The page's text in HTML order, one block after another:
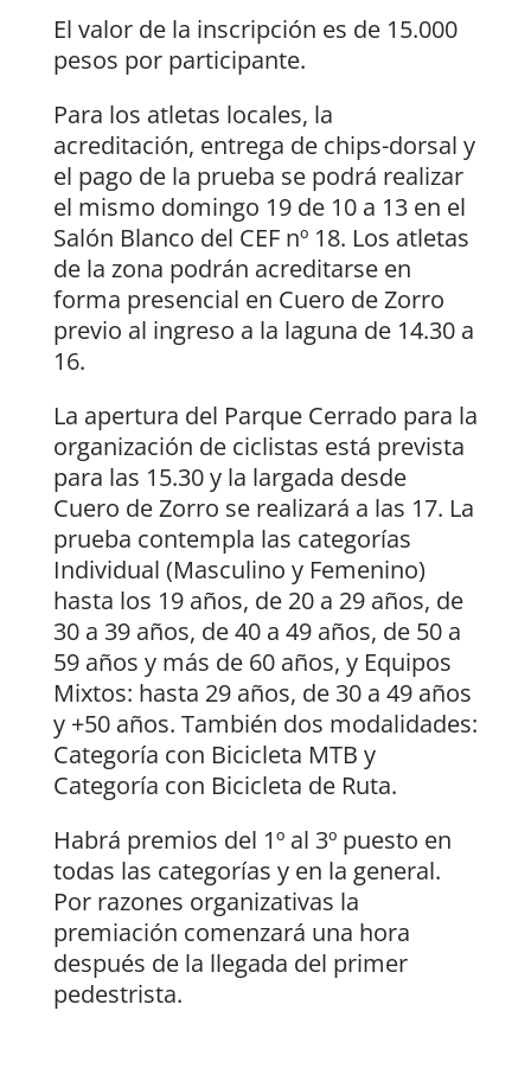
El valor de la inscripción es de 15.000
pesos por participante.
Para los atletas locales, la
acreditación, entrega de chips-dorsal y
el pago de la prueba se podrá realizar
el mismo domingo 19 de 10 a 13 en el
Salón Blanco del CEF nº 18. Los atletas
de la zona podrán acreditarse en
forma presencial en Cuero de Zorro
previo al ingreso a la laguna de 14.30 a
16.
La apertura del Parque Cerrado para la
organización de ciclistas está prevista
para las 15.30 y la largada desde
Cuero de Zorro se realizará a las 17. La
prueba contempla las categorías
Individual (Masculino y Femenino)
hasta los 19 años, de 20 a 29 años, de
30 a 39 años, de 40 a 49 años, de 50 a
59 años y más de 60 años, y Equipos
Mixtos: hasta 29 años, de 30 a 49 años
y +50 años. También dos modalidades:
Categoría con Bicicleta MTB y
Categoría con Bicicleta de Ruta.
Habrá premios del 1º al 3º puesto en
todas las categorías y en la general.
Por razones organizativas la
premiación comenzará una hora
después de la llegada del primer
pedestrista.